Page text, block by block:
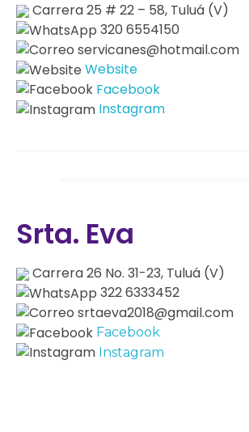
Carrera 25 # 22 – 58, Tuluá (V)
320 6554150
servicanes@hotmail.com
Website
Facebook
Instagram
Srta. Eva
Carrera 26 No. 31-23, Tuluá (V)
322 6333452
srtaeva2018@gmail.com
Facebook
Instagram